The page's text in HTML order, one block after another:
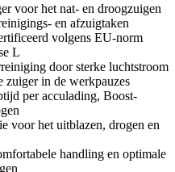
voor het nat- en droogzuigen
en afzuigtaken
volgens EU-norm
L
door sterke luchtstroom
zuiger in de werkpauzes
per acculading, Boost-
voor het uitblazen, drogen en
handling en optimale